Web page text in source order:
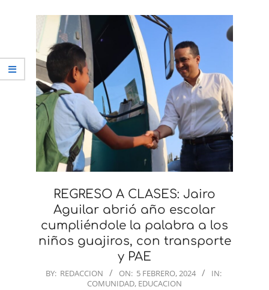
REGRESO A CLASES: Jairo
Aguilar abrió año escolar
cumpliéndole la palabra a los
niños guajiros, con transporte
y PAE
2024-
BY: REDACCION ON: 5 FEBRERO, 2024
IN:
COMUNIDAD, EDUCACION